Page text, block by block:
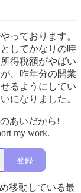
っております。
してかなりの時
得税額がやばい
、昨年分の開業
るようにしてい
になりました。
あいだから!
my work.
登録
移動している最